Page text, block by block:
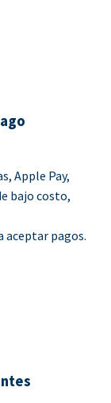
Apple Pay,
bajo costo,
aceptar pagos.